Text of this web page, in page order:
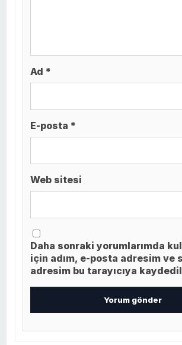
Ad *
E-posta *
Web sitesi
Daha sonraki yorumlarımda
için adım, e-posta adresim ve
adresim bu tarayıcıya